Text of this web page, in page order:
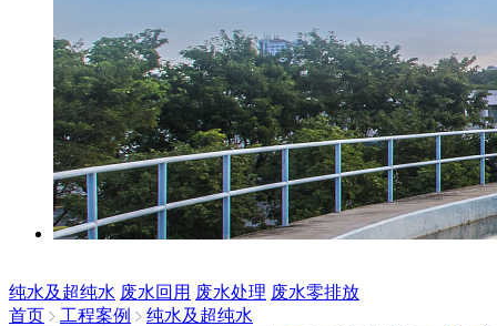
纯水及超纯水 废水回用 废水处理 废水零排放
首页
工程案例 纯水及超纯水